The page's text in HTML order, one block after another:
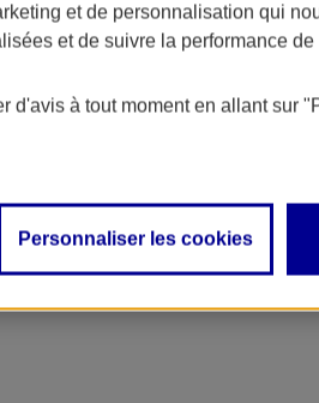
et de personnalisation qui
et de suivre la performance
d'avis à tout moment en allant sur
Personnaliser les cookies